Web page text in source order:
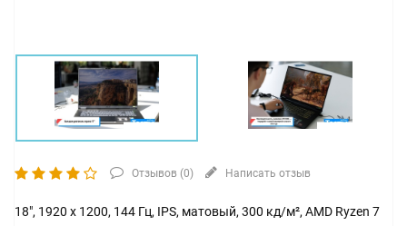
Отзывов (0) Написать отзыв
18", 1920 x 1200, 144 Гц, IPS, матовый, 300 кд/м², AMD Ryzen 7